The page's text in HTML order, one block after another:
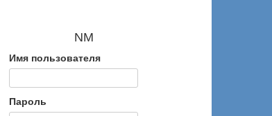
NM
Имя пользователя
Пароль